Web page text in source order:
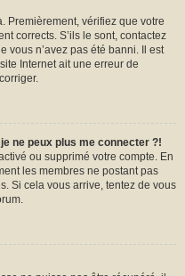
Premièrement, vérifiez que votre
corrects. S’ils le sont, contactez
vous n’avez pas été banni. Il est
Internet ait une erreur de
ne peux plus me connecter ?!
ou supprimé votre compte. En
les membres ne postant pas
Si cela vous arrive, tentez de vous